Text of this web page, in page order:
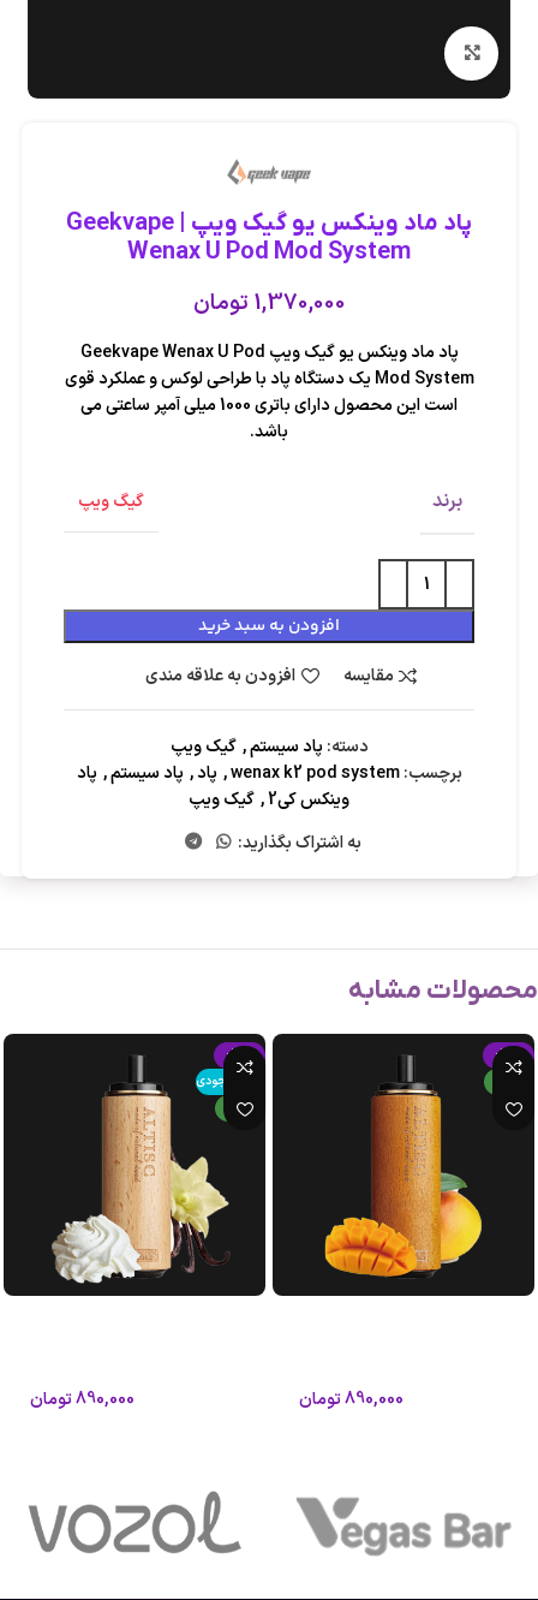
بزرگنمایی تصویر
پاد ماد وینکس یو گیک ویپ | Geekvape
Wenax U Pod Mod System
1,370,000 تومان
پاد ماد وینکس یو گیک ویپ Geekvape Wenax U Pod
Mod System یک دستگاه پاد با طراحی لوکس و عملکرد قوی
است این محصول دارای باتری 1000 میلی آمپر ساعتی می
باشد.
برند گیگ ویپ
افزودن به سبد خرید
مقایسه افزودن به علاقه مندی
دسته: پاد سیستم, گیک ویپ
برچسب: wenax k2 pod system
, پاد, پاد سیستم, پاد
وینکس کی2 , گیک ویپ
به اشتراک بگذارید:
محصولات مشابه
-15%
890,000تومان
-15%
اتمام موجودی
جدید
890,000تومان